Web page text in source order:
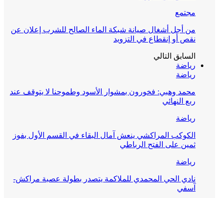
مجتمع
من أجل أشغال صيانة شبكة الماء الصالح للشرب إعلان عن
نقص أو إنقطاع في التزويد
السابقالتالي
رياضة
محمد وهبي: فخورون بمشوار الأسود وطموحنا لا يتوقف عند
ربع النهائي
الكوكب المراكشي ينعش آمال البقاء في القسم الأول بفوز
ثمين على الفتح الرباطي
نادي الحي المحمدي للملاكمة يتصدر بطولة عصبة مراكش-